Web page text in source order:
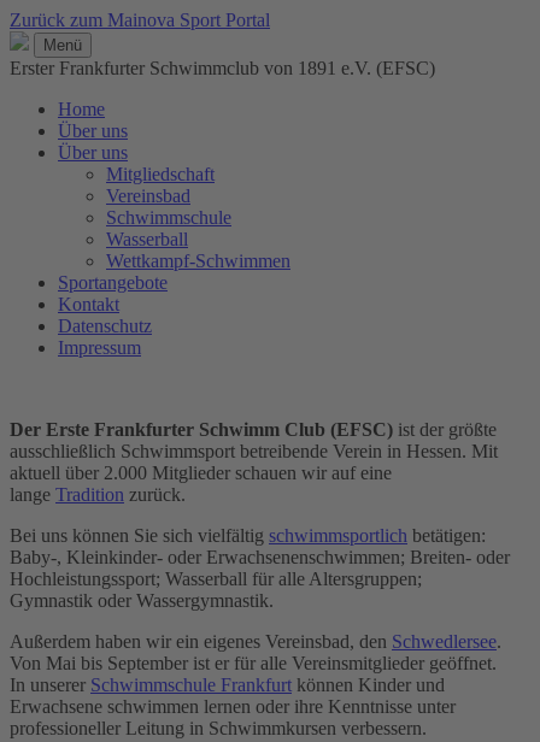
Zurück zum Mainova Sport Portal
Menü
Erster Frankfurter Schwimmclub von 1891 e.V. (EFSC)
Home
Über uns
Über uns
Mitgliedschaft
Vereinsbad
Schwimmschule
Wasserball
Wettkampf-Schwimmen
Sportangebote
Kontakt
Datenschutz
Impressum
Der Erste Frankfurter Schwimm Club (EFSC) ist der größte
ausschließlich Schwimmsport betreibende Verein in Hessen. Mit
aktuell über 2.000 Mitglieder schauen wir auf eine
lange Tradition zurück.
Bei uns können Sie sich vielfältig schwimmsportlich betätigen:
Baby-, Kleinkinder- oder Erwachsenenschwimmen; Breiten- oder
Hochleistungssport; Wasserball für alle Altersgruppen;
Gymnastik oder Wassergymnastik.
Außerdem haben wir ein eigenes Vereinsbad, den Schwedlersee.
Von Mai bis September ist er für alle Vereinsmitglieder geöffnet.
In unserer Schwimmschule Frankfurt können Kinder und
Erwachsene schwimmen lernen oder ihre Kenntnisse unter
professioneller Leitung in Schwimmkursen verbessern.